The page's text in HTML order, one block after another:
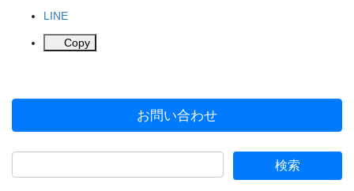
LINE
Copy
お問い合わせ